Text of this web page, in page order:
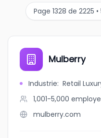
Page 1328 de 2225
Mulberry
Industrie: Retail
1,001-5,000
mulberry.com